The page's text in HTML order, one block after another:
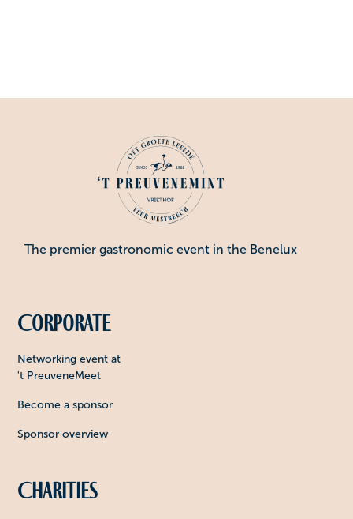
The premier gastronomic event in the Benelux
Corporate
Networking event at
't PreuveneMeet
Become a sponsor
Sponsor overview
Charities